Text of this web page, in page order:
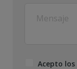
Acepto los